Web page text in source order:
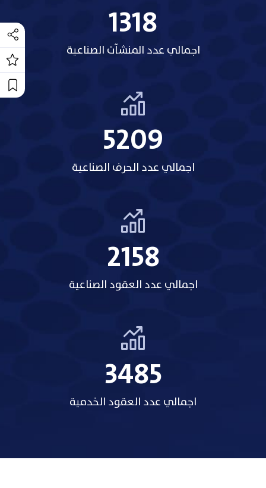
1318
اجمالي عدد المنشآت الصناعية
5209
اجمالي عدد الحرف الصناعية
2158
اجمالي عدد العقود الصناعية
3485
اجمالي عدد العقود الخدمية